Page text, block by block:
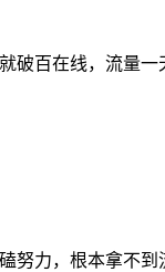
破百在线，流量
力，根本拿不到